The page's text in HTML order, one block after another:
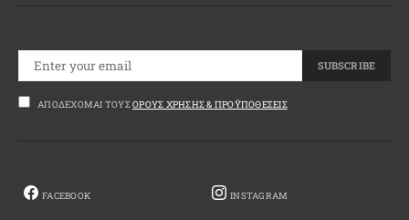
SUBSCRIBE
ΑΠΟΔΈΧΟΜΑΙ ΤΟΥΣΌΡΟΥΣ ΧΡΉΣΗΣ & ΠΡΟΫΠΟΘΈΣΕΙΣ
FACEBOOK INSTAGRAM